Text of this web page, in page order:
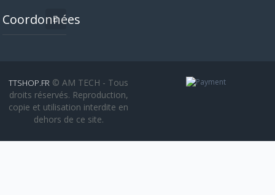
Coordonnées
TTSHOP.FR © AM TECH - Tous
droits réservés. Reproduction,
copie et utilisation interdite en
dehors de ce site.